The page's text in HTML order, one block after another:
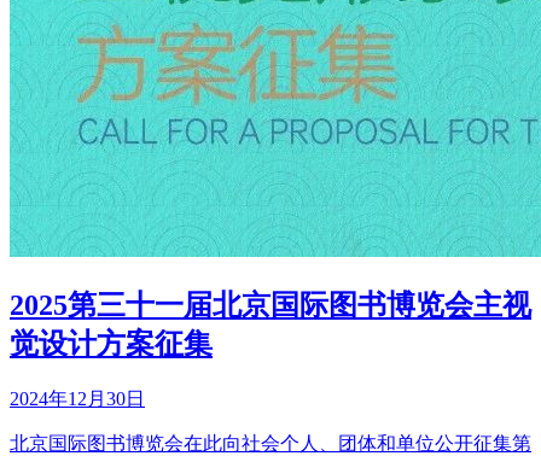
2025第三十一届北京国际图书博览会主视
觉设计方案征集
2024年12月30日
北京国际图书博览会在此向社会个人、团体和单位公开征集第